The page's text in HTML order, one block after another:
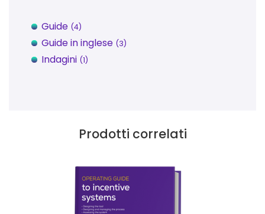
Guide (4)
Guide in inglese (3)
Indagini (1)
Prodotti correlati
Questo prodotto ha più varianti. Le opzioni